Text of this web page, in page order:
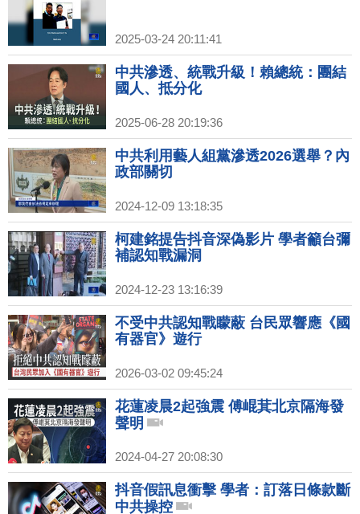
2025-03-24 20:11:41
中共滲透、統戰升級！賴總統：團結
國人、抵分化
2025-06-28 20:19:36
中共利用藝人組黨滲透2026選舉？內
政部關切
2024-12-09 13:18:35
柯建銘提告抖音深偽影片 學者籲台彌
補認知戰漏洞
2024-12-23 13:16:39
不受中共認知戰矇蔽 台民眾響應《國
有器官》遊行
2026-03-02 09:45:24
花蓮凌晨2起強震 傅崐萁北京隔海發
聲明
2024-04-27 20:08:30
抖音假訊息衝擊 學者：訂落日條款斷
中共操控